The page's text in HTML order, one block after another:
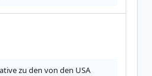
zu den von den USA